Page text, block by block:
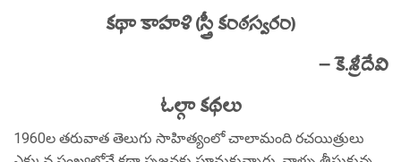
కథా కాహళి (స్త్రీ కంఠస్వరం)
– కె.శ్రీదేవి
ఓల్గా కథలు
1960ల తరువాత తెలుగు సాహిత్యంలో చాలామంది రచయిత్రులు